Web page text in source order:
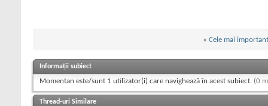
« Cele mai
Informații subiect
Momentan este/sunt 1 utilizator(i) care navighează în acest subiect. (0
Thread-uri Similare